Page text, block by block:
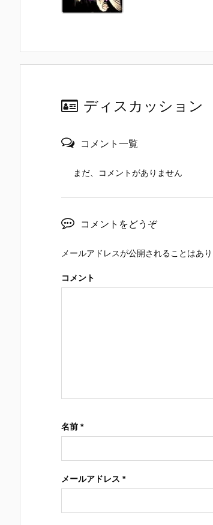
ディスカッション
コメント一覧
まだ、コメントがありません
コメントをどうぞ
メールアドレスが公開されることはあり
コメント
名前 *
メールアドレス *